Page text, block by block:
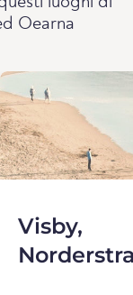
Oearna
Visby,